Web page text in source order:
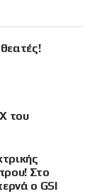
του
Στο
ο GSI